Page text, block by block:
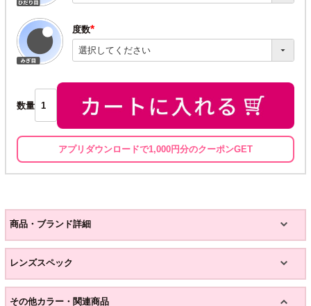
度数
(必
須)
数量
アプリダウンロードで1,000円分のクーポンGET
商品・ブランド詳細
レンズスペック
その他カラー・関連商品